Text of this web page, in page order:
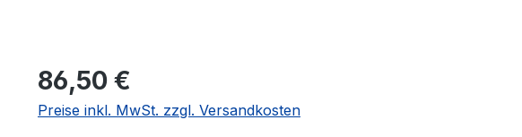
Regulärer Preis:
86,50 €
Preise inkl. MwSt. zzgl. Versandkosten